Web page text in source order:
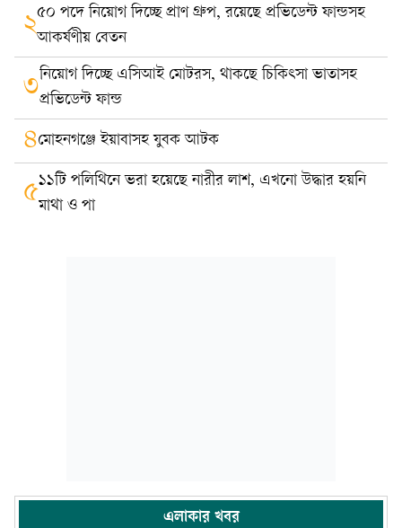
২৫০ পদে নিয়োগ দিচ্ছে প্রাণ গ্রুপ, রয়েছে প্রভিডেন্ট ফান্ডসহ
আকর্ষণীয় বেতন
৩নিয়োগ দিচ্ছে এসিআই মোটরস, থাকছে চিকিৎসা ভাতাসহ
প্রভিডেন্ট ফান্ড
৪মোহনগঞ্জে ইয়াবাসহ যুবক আটক
৫১১টি পলিথিনে ভরা হয়েছে নারীর লাশ, এখনো উদ্ধার হয়নি
মাথা ও পা
এলাকার খবর